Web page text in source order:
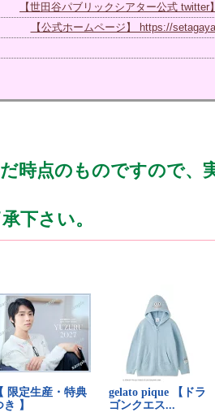
【世田谷パブリックシアター公式
【公式ホームページ】 https://
時点のものですので、
下さい。